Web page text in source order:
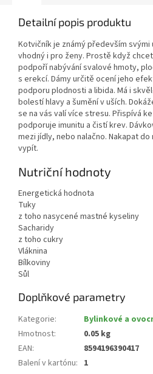
Detailní popis produktu
Kotvičník je známý především svými
vhodný i pro ženy. Prostě když
podpoří nabývání svalové hmoty,
s erekcí. Dámy určitě ocení jeho
podporu plodnosti a libida. Má i
bolestí hlavy a šumění v uších.
se na vás valí více stresu. Přispívá
podporuje imunitu a čistí krev.
mezi jídly, nebo nalačno. Nakapat
vypít.
Nutriční hodnoty
Energetická hodnota
Tuky
z toho nasycené mastné kyseliny
Sacharidy
z toho cukry
Vláknina
Bílkoviny
Sůl
Doplňkové parametry
Kategorie:
Bylinkové a
Hmotnost:
0.05 kg
EAN:
8594196390417
Balení v kartónu: 1